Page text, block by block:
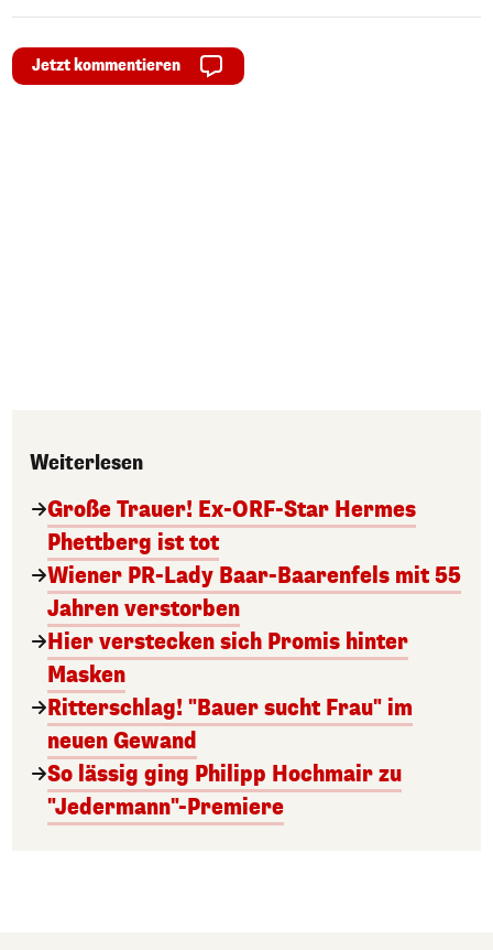
Jetzt kommentieren
Weiterlesen
Große Trauer! Ex-ORF-Star Hermes
Phettberg ist tot
Wiener PR-Lady Baar-Baarenfels mit 55
Jahren verstorben
Hier verstecken sich Promis hinter
Masken
Ritterschlag! "Bauer sucht Frau" im
neuen Gewand
So lässig ging Philipp Hochmair zu
"Jedermann"-Premiere